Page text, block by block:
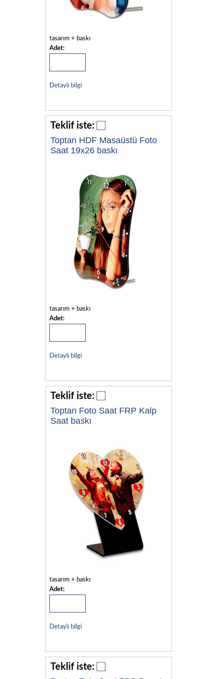
tasarım + baskı
Adet:
Detaylı bilgi
Teklif iste:
Toptan HDF Masaüstü Foto
Saat 19x26 baskı
tasarım + baskı
Adet:
Detaylı bilgi
Teklif iste:
Toptan Foto Saat FRP Kalp
Saat baskı
tasarım + baskı
Adet:
Detaylı bilgi
Teklif iste: